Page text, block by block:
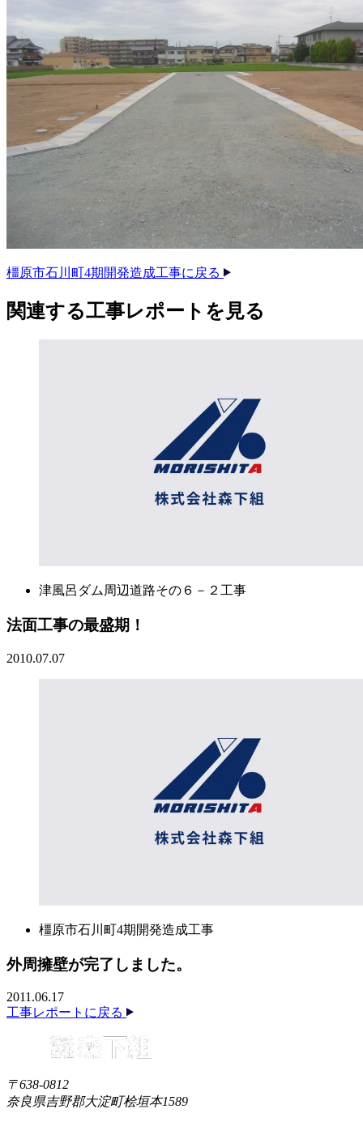
橿原市石川町4期開発造成工事に戻る
関連する​工事レポートを​見る​
津風呂ダム周辺道路その６－２工事
法面工事の最盛期！
2010.07.07
橿原市石川町4期開発造成工事
外周擁壁が完了しました。
2011.06.17
工事レポートに戻る
〒638-0812
奈良県吉野郡大淀町桧垣本1589